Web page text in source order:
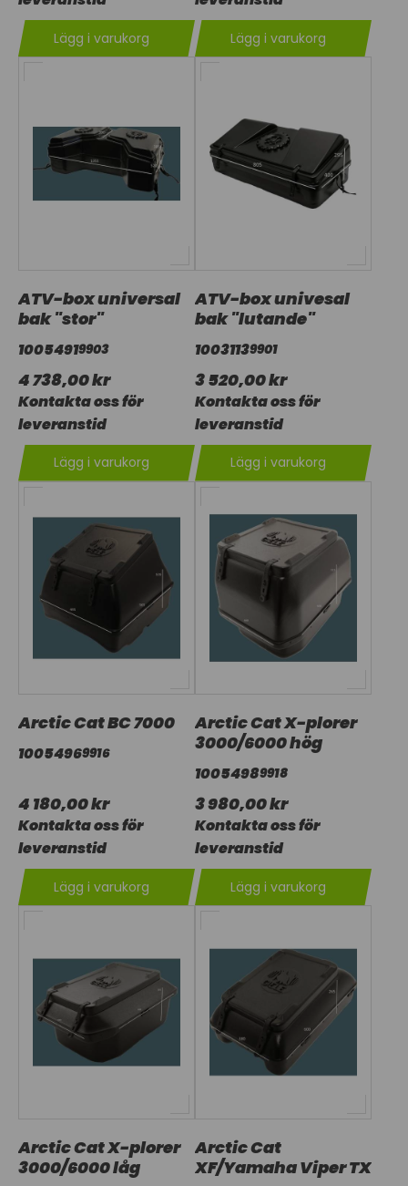
Lägg i varukorg Lägg i varukorg
ATV-box universal
bak "stor"
10054919903
4 738,00 kr
Kontakta oss för
leveranstid
Lägg i varukorg
ATV-box univesal
bak "lutande"
10031139901
3 520,00 kr
Kontakta oss för
leveranstid
Lägg i varukorg
Arctic Cat BC 7000
10054969916
4 180,00 kr
Kontakta oss för
leveranstid
Lägg i varukorg
Arctic Cat X-plorer
3000/6000 hög
10054989918
3 980,00 kr
Kontakta oss för
leveranstid
Lägg i varukorg
Arctic Cat X-plorer
3000/6000 låg
Arctic Cat
XF/Yamaha Viper TX